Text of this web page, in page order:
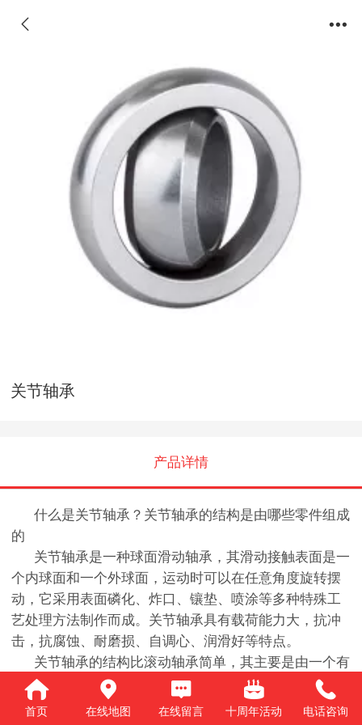
关节轴承
产品详情
什么是关节轴承？关节轴承的结构是由哪些零件组成
的
关节轴承是一种球面滑动轴承，其滑动接触表面是一
个内球面和一个外球面，运动时可以在任意角度旋转摆
动，它采用表面磷化、炸口、镶垫、喷涂等多种特殊工
艺处理方法制作而成。关节轴承具有载荷能力大，抗冲
击，抗腐蚀、耐磨损、自调心、润滑好等特点。
关节轴承的结构比滚动轴承简单，其主要是由一个有
外球面的内圈和一个有内球面的外圈组成。关节轴承一
般用于速度较低的摆动运动（即角运动），由于滑动表
首页 在线地图 在线留言 十周年活动 电话咨询